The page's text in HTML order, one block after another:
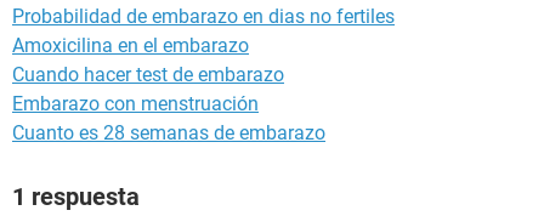
Probabilidad de embarazo en dias no fertiles
Amoxicilina en el embarazo
Cuando hacer test de embarazo
Embarazo con menstruación
Cuanto es 28 semanas de embarazo
1 respuesta